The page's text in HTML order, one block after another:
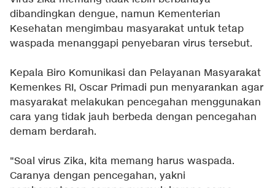
dibandingkan dengue, namun Kementerian
Kesehatan mengimbau masyarakat untuk tetap
waspada menanggapi penyebaran virus tersebut.
Kepala Biro Komunikasi dan Pelayanan Masyarakat
Kemenkes RI, Oscar Primadi pun menyarankan agar
masyarakat melakukan pencegahan menggunakan
cara yang tidak jauh berbeda dengan pencegahan
demam berdarah.
"Soal virus Zika, kita memang harus waspada.
Caranya dengan pencegahan, yakni